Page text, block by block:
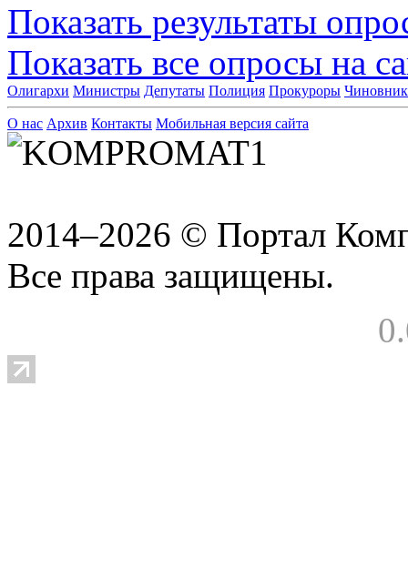
Показать результаты
Показать все опросы на
Олигархи Министры Депутаты Полиция Прокуроры
О нас Архив Контакты Мобильная версия сайта
2014–2026 © Портал
Все права защищены.